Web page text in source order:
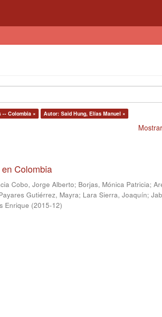
Colombia × Autor: Said Hung, Elías Manuel ×
Colombia
Cobo, Jorge Alberto; Borjas, Mónica Patricia;
Gutiérrez, Mayra; Lara Sierra, Joaquín;
Enrique (2015-12)